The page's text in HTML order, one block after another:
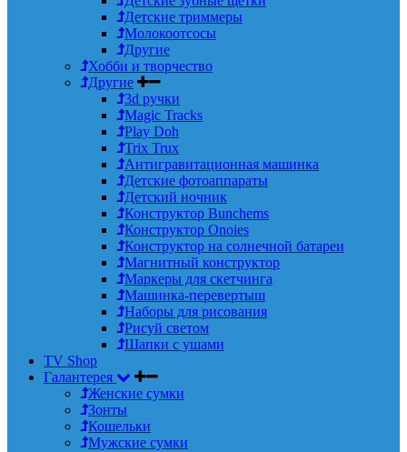
Детские триммеры
Молокоотсосы
Другие
Хобби и творчество
Другие
3d ручки
Magic Tracks
Play Doh
Trix Trux
Антигравитационная машинка
Детские фотоаппараты
Детский ночник
Конструктор Bunchems
Конструктор Onoies
Конструктор на солнечной батареи
Магнитный конструктор
Маркеры для скетчинга
Машинка-перевертыш
Наборы для рисования
Рисуй светом
Шапки с ушами
TV Shop
Галантерея
Женские сумки
Зонты
Кошельки
Мужские сумки